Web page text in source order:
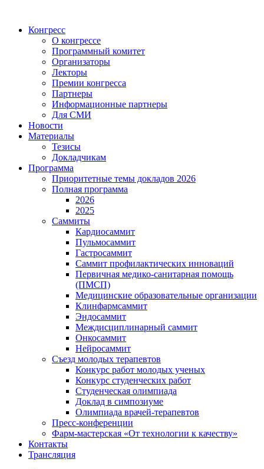
Конгресс
О конгрессе
Программный комитет
Организаторы
Лекторы
Премии конгресса
Партнеры
Информационные партнеры
Для СМИ
Новости
Материалы
Тезисы
Докладчикам
Программа
Приоритетные темы докладов 2026
Полная программа
2026
2025
Саммиты
Кардиосаммит
Пульмосаммит
Гастросаммит
Саммит профилактических инноваций
Первичная медико-санитарная помощь
(ПМСП)
Медицинские образовательные организации
Клинфармсаммит
Эндосаммит
Междисциплинарный саммит
Онкосаммит
Нейросаммит
Съезд молодых терапевтов
Конкурс работ молодых ученых
Конкурс студенческих работ
Студенческая олимпиада
Доклад в симпозиуме
Олимпиада врачей-терапевтов
Пресс-конференции
Фарм-мастерская «От технологии к качеству»
Контакты
Трансляция